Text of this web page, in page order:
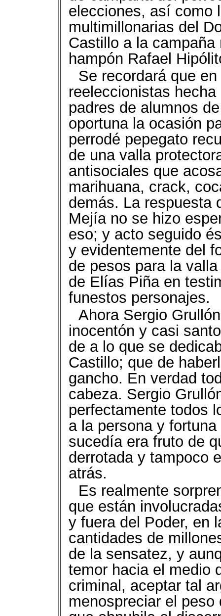
elecciones, así como
multimillonarias del
Castillo a la
hampón Rafael
Se recordará que
reeleccionistas
padres de alumnos
oportuna la ocasión
perrodé pepegato
de una valla
antisociales que
marihuana, crack,
demás. La respuesta
Mejía no se hizo
eso; y acto seguido
y evidentemente del
de pesos para la
de Elías Piña en
funestos personajes.
Ahora Sergio
inocentón y casi
de a lo que se
Castillo; que de
gancho. En verdad
cabeza. Sergio
perfectamente todos
a la persona y
sucedía era fruto de
derrotada y tampoco
atrás.
Es realmente
que están
y fuera del Poder, en
cantidades de
de la sensatez, y
temor hacia el medio
criminal, aceptar tal
menospreciar el